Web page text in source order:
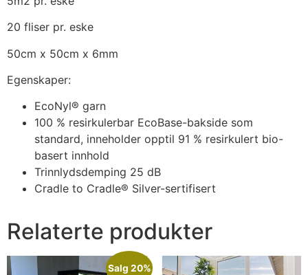
20 fliser pr. eske
50cm x 50cm x 6mm
Egenskaper:
EcoNyl® garn
100 % resirkulerbar EcoBase-bakside som
standard, inneholder opptil 91 % resirkulert bio-
basert innhold
Trinnlydsdemping 25 dB
Cradle to Cradle® Silver-sertifisert
Relaterte produkter
Salg 20%